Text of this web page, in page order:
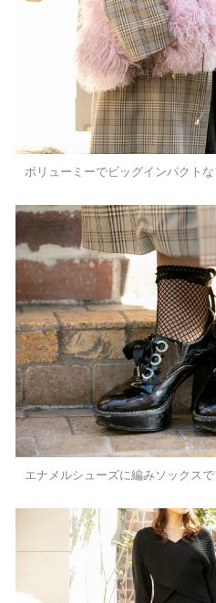
ボリューミーでビッグインパクト
エナメルシューズに編みソックス